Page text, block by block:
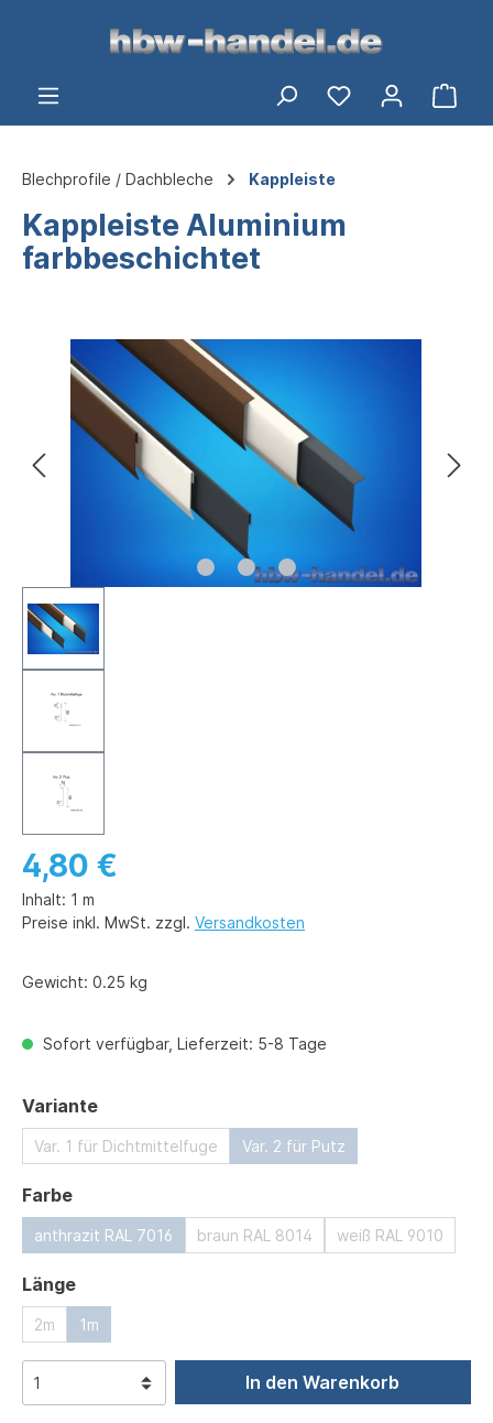
springen
Blechprofile / Dachbleche Kappleiste
Kappleiste Aluminium
farbbeschichtet
Bildergalerie überspringen
4,80 €
Inhalt: 1 m
Preise inkl. MwSt. zzgl. Versandkosten
Gewicht: 0.25 kg
Sofort verfügbar, Lieferzeit: 5-8 Tage
Varianteauswählen
Var. 1 für Dichtmittelfuge Var. 2 für Putz
Farbeauswählen
anthrazit RAL 7016 braun RAL 8014 weiß RAL 9010
Längeauswählen
2m 1m
In den Warenkorb